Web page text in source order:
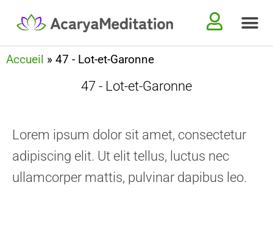
Accueil » 47 - Lot-et-Garonne
47 - Lot-et-Garonne
Lorem ipsum dolor sit amet, consectetur
adipiscing elit. Ut elit tellus, luctus nec
ullamcorper mattis, pulvinar dapibus leo.